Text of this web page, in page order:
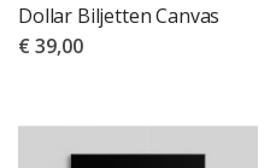
Dollar Biljetten Canvas
€ 39,00